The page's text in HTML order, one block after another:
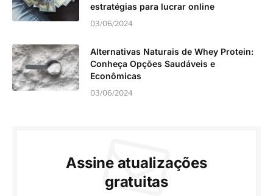
estratégias para lucrar online
03/06/2024
Alternativas Naturais de Whey Protein:
Conheça Opções Saudáveis e
Econômicas
03/06/2024
Assine atualizações
gratuitas